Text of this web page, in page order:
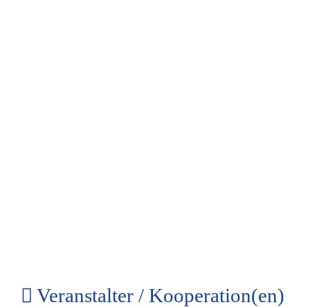
Veranstalter / Kooperation(en)